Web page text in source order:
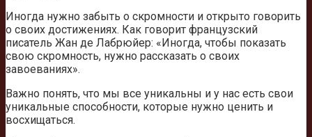
Иногда нужно забыть о скромности и открыто говорить
о своих достижениях. Как говорит французский
писатель Жан де Лабрюйер: «Иногда, чтобы показать
свою скромность, нужно рассказать о своих
завоеваниях».
Важно понять, что мы все уникальны и у нас есть свои
уникальные способности, которые нужно ценить и
восхищаться.